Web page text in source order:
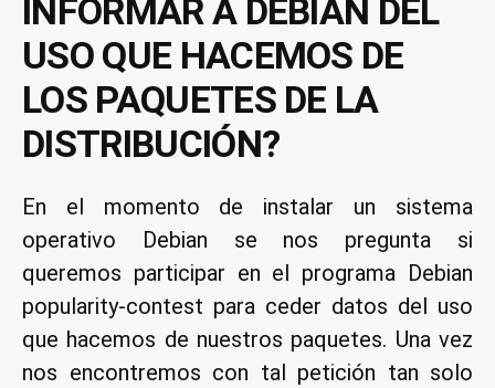
INFORMAR A DEBIAN DEL
USO QUE HACEMOS DE
LOS PAQUETES DE LA
DISTRIBUCIÓN?
En el momento de instalar un sistema
operativo Debian se nos pregunta si
queremos participar en el programa Debian
popularity-contest para ceder datos del uso
que hacemos de nuestros paquetes. Una vez
nos encontremos con tal petición tan solo